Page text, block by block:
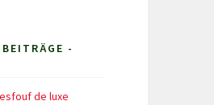
-
de luxe